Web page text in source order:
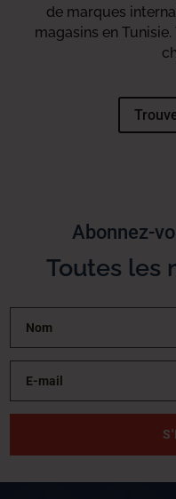
de marques
magasins en
Abonnez-
Toutes les